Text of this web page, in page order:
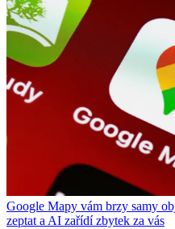
Google Mapy vám brzy samy
zeptat a AI zařídí zbytek za vás